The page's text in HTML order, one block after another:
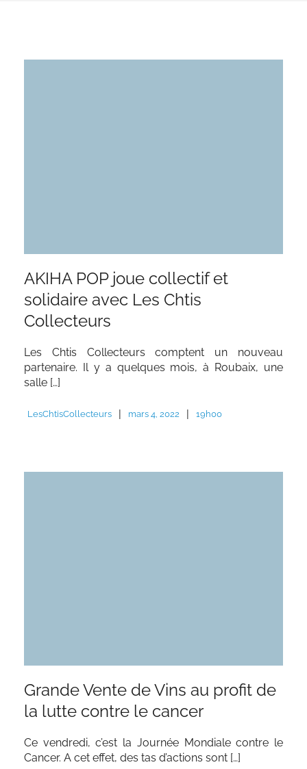
AKIHA POP joue collectif et
solidaire avec Les Chtis
Collecteurs
Les Chtis Collecteurs comptent un nouveau
partenaire. Il y a quelques mois, à Roubaix, une
salle […]
LesChtisCollecteurs | mars 4, 2022 | 19h00
Grande Vente de Vins au profit de
la lutte contre le cancer
Ce vendredi, c’est la Journée Mondiale contre le
Cancer. A cet effet, des tas d’actions sont […]